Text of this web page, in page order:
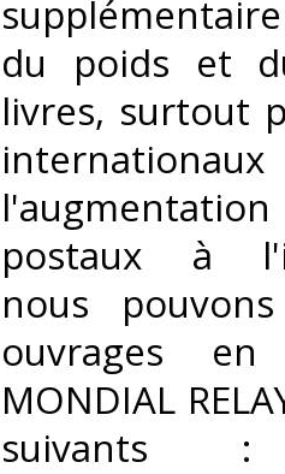
du poids et
livres, surtout
internationaux
postaux à
nous
ouvrages
MONDIAL
suivants :